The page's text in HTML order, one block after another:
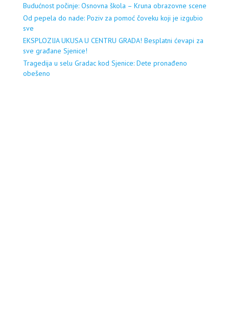
Budućnost počinje: Osnovna škola – Kruna obrazovne scene
Od pepela do nade: Poziv za pomoć čoveku koji je izgubio
sve
EKSPLOZIJA UKUSA U CENTRU GRADA! Besplatni ćevapi za
sve građane Sjenice!
Tragedija u selu Gradac kod Sjenice: Dete pronađeno
obešeno